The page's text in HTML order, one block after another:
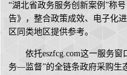
“湖北省政务服务创新案例”称
告》，整合政策成效、电子化
区同类地区提供参考。
依托eszfcg.com这一服务
务—监督”的全链条政府采购生